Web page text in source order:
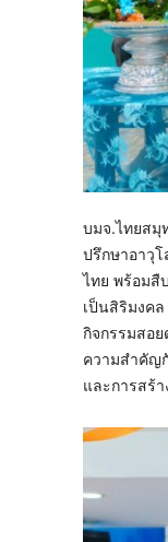
บมจ.ไทยสมุ
ปรึกษาอาวุโ
ไทย พร้อมสื
เป็นสิริมงค
กิจกรรมสอ
ความสำคัญ
และการสร้